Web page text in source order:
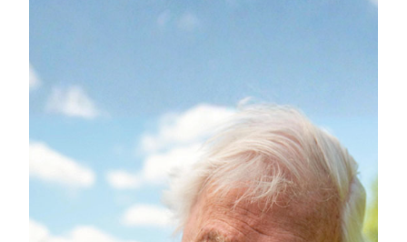
Proudly